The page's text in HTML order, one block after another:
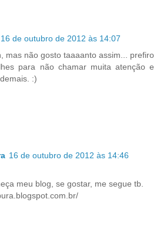
16 de outubro de 2012 às 14:07
mas não gosto taaaanto assim... prefiro
para não chamar muita atenção e
:)
16 de outubro de 2012 às 14:46
meu blog, se gostar, me segue tb.